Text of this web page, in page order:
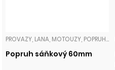
PROVAZY, LANA, MOTOUZY, POPRUHY
Popruh sáňkový 60mm